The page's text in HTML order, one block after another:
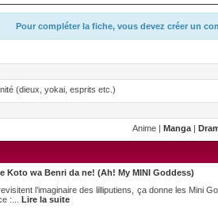
Pour compléter la fiche, vous devez créer un
(dieux, yokai, esprits etc.)
Anime | Manga |
Koto wa Benri da ne! (Ah! My MINI Goddess)
l’imaginaire des lilliputiens, ça donne les Mini
:... Lire la suite